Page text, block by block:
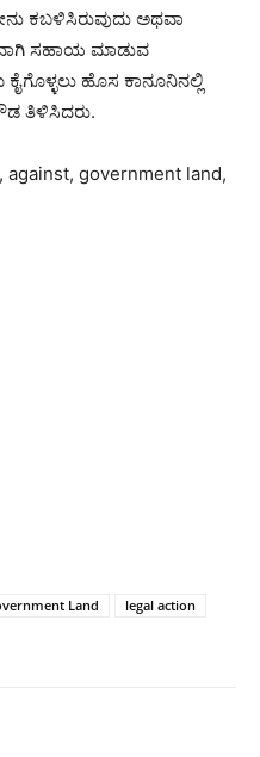
ಕಬಳಿಸಿರುವುದು ಅಥವಾ
ಸಹಾಯ ಮಾಡುವ
ಹೊಸ ಕಾನೂನಿನಲ್ಲಿ
ತಿಳಿಸಿದರು.
government land,
Land
legal action